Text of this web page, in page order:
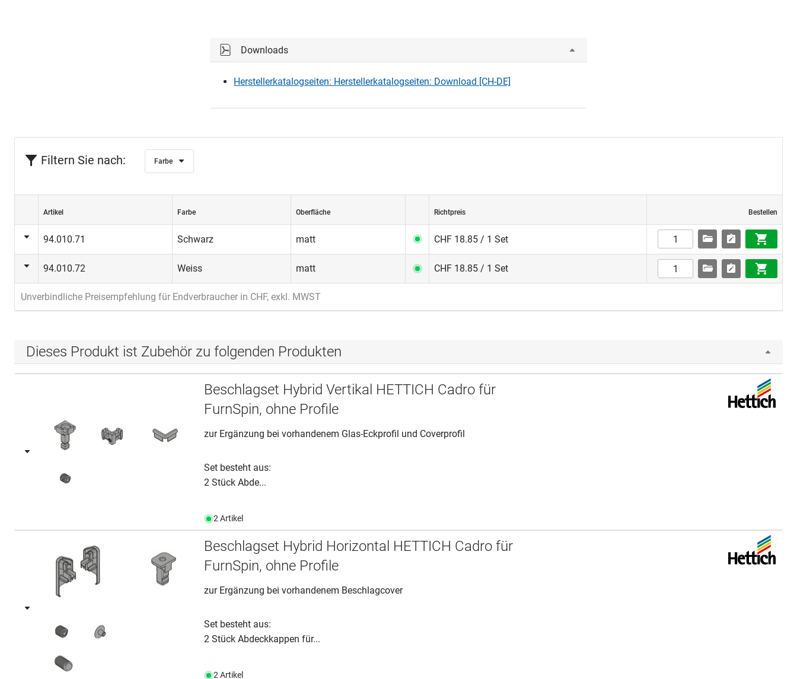
Downloads
Herstellerkatalogseiten: Herstellerkatalogseiten: Download [CH-DE]
Filtern Sie nach: Farbe
Artikel Farbe Oberfläche Richtpreis Bestellen
94.010.71 Schwarz matt CHF 18.85 / 1 Set
94.010.72 Weiss matt CHF 18.85 / 1 Set
Unverbindliche Preisempfehlung für Endverbraucher in CHF, exkl. MWST
Dieses Produkt ist Zubehör zu folgenden Produkten
Beschlagset Hybrid Vertikal HETTICH Cadro für
FurnSpin, ohne Profile
zur Ergänzung bei vorhandenem Glas-Eckprofil und Coverprofil
Set besteht aus:
2 Stück Abde...
2 Artikel
Beschlagset Hybrid Horizontal HETTICH Cadro für
FurnSpin, ohne Profile
zur Ergänzung bei vorhandenem Beschlagcover
Set besteht aus:
2 Stück Abdeckkappen für...
2 Artikel